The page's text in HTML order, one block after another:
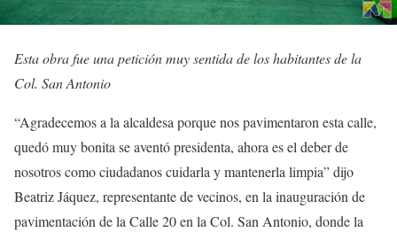
Esta obra fue una petición muy sentida de los habitantes de la
Col. San Antonio
“Agradecemos a la alcaldesa porque nos pavimentaron esta calle,
quedó muy bonita se aventó presidenta, ahora es el deber de
nosotros como ciudadanos cuidarla y mantenerla limpia” dijo
Beatriz Jáquez, representante de vecinos, en la inauguración de
pavimentación de la Calle 20 en la Col. San Antonio, donde la